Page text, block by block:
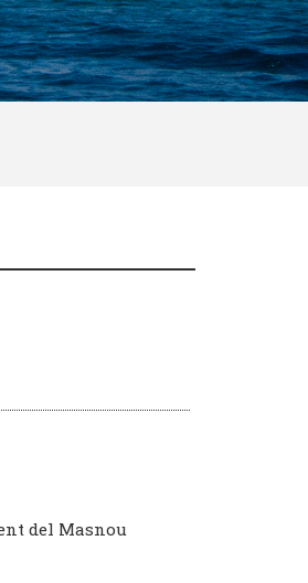
del Masnou